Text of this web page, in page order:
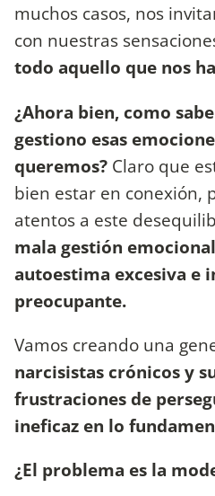
muchos casos, nos
con nuestras
todo aquello que nos
¿Ahora bien, como
gestiono esas
queremos? Claro que
bien estar en conexión,
atentos a este
mala gestión emocional
autoestima excesiva e
preocupante.
Vamos creando una
narcisistas crónicos y
frustraciones de
ineficaz en lo
¿El problema es la